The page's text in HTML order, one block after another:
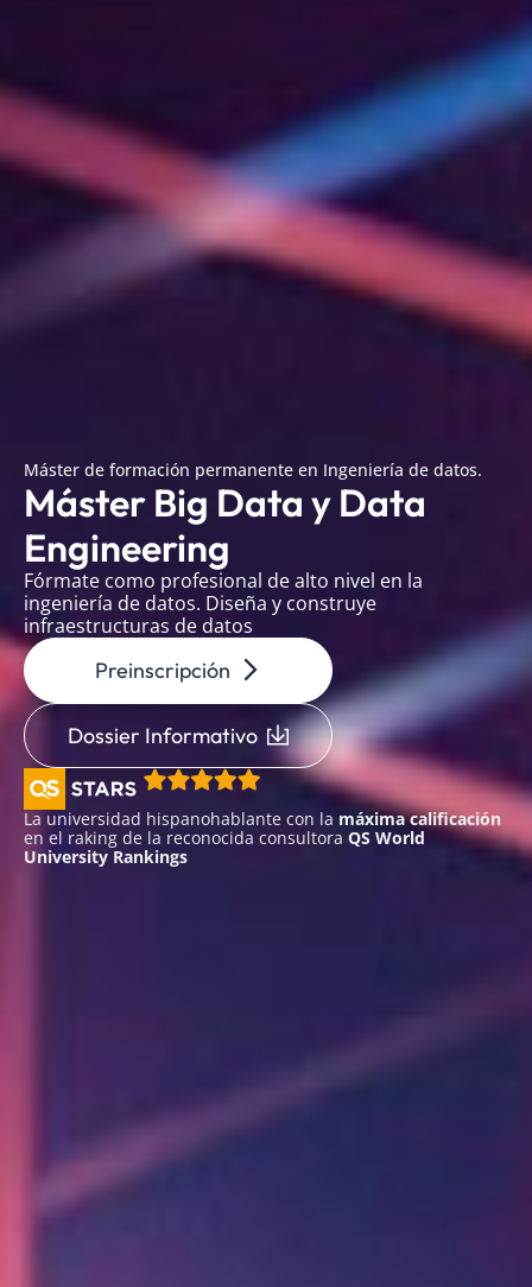
Máster de formación permanente en Ingeniería de datos.
Máster Big Data y Data
Engineering
Fórmate como profesional de alto nivel en la
ingeniería de datos. Diseña y construye
infraestructuras de datos
Preinscripción
Dossier Informativo
La universidad hispanohablante con la máxima calificación
en el raking de la reconocida consultora QS World
University Rankings